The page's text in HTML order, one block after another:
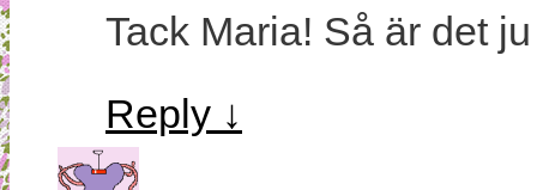
Tack Maria! Så är det
Reply ↓